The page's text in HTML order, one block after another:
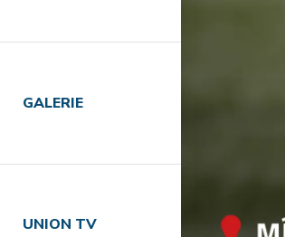
GALERIE
UNION TV